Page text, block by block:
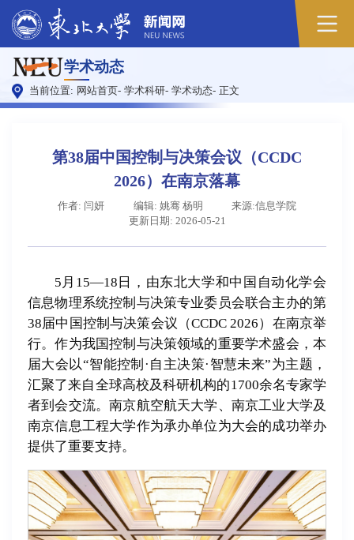
学术动态
当前位置: 网站首页- 学术科研- 学术动态- 正文
第38届中国控制与决策会议（CCDC
2026）在南京落幕
作者: 闫妍 编辑: 姚骞 杨明
来源:信息学院
更新日期: 2026-05-21
5月15—18日，由东北大学和中国自动化学会
信息物理系统控制与决策专业委员会联合主办的第
38届中国控制与决策会议（CCDC 2026）在南京举
行。作为我国控制与决策领域的重要学术盛会，本
届大会以“智能控制·自主决策·智慧未来”为主题，
汇聚了来自全球高校及科研机构的1700余名专家学
者到会交流。南京航空航天大学、南京工业大学及
南京信息工程大学作为承办单位为大会的成功举办
提供了重要支持。
原